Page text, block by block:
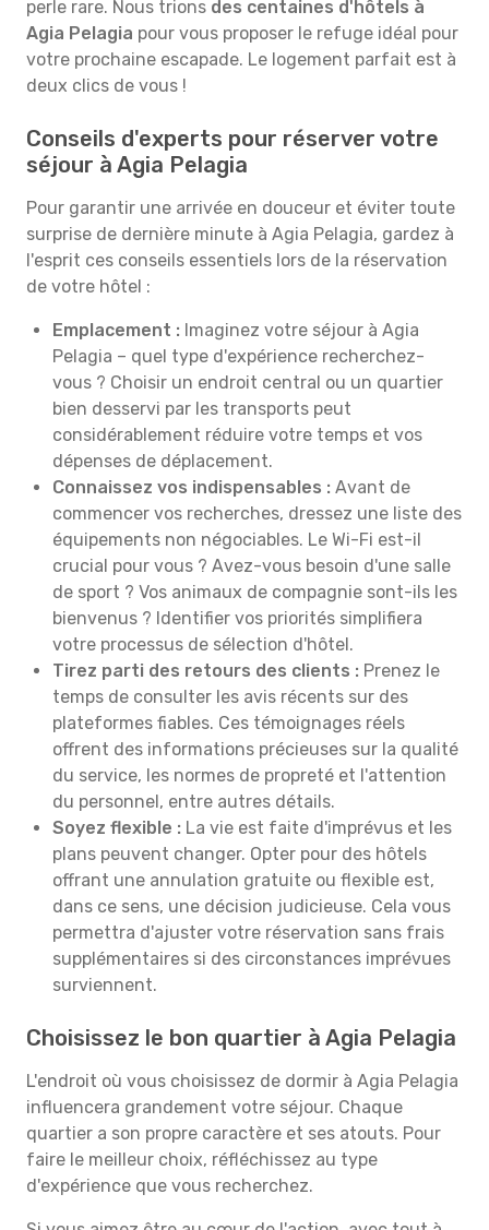
perle rare. Nous trions des centaines d'hôtels à
Agia Pelagia pour vous proposer le refuge idéal pour
votre prochaine escapade. Le logement parfait est à
deux clics de vous !
Conseils d'experts pour réserver votre
séjour à Agia Pelagia
Pour garantir une arrivée en douceur et éviter toute
surprise de dernière minute à Agia Pelagia, gardez à
l'esprit ces conseils essentiels lors de la réservation
de votre hôtel :
Emplacement : Imaginez votre séjour à Agia
Pelagia – quel type d'expérience recherchez-
vous ? Choisir un endroit central ou un quartier
bien desservi par les transports peut
considérablement réduire votre temps et vos
dépenses de déplacement.
Connaissez vos indispensables : Avant de
commencer vos recherches, dressez une liste des
équipements non négociables. Le Wi-Fi est-il
crucial pour vous ? Avez-vous besoin d'une salle
de sport ? Vos animaux de compagnie sont-ils les
bienvenus ? Identifier vos priorités simplifiera
votre processus de sélection d'hôtel.
Tirez parti des retours des clients : Prenez le
temps de consulter les avis récents sur des
plateformes fiables. Ces témoignages réels
offrent des informations précieuses sur la qualité
du service, les normes de propreté et l'attention
du personnel, entre autres détails.
Soyez flexible : La vie est faite d'imprévus et les
plans peuvent changer. Opter pour des hôtels
offrant une annulation gratuite ou flexible est,
dans ce sens, une décision judicieuse. Cela vous
permettra d'ajuster votre réservation sans frais
supplémentaires si des circonstances imprévues
surviennent.
Choisissez le bon quartier à Agia Pelagia
L'endroit où vous choisissez de dormir à Agia Pelagia
influencera grandement votre séjour. Chaque
quartier a son propre caractère et ses atouts. Pour
faire le meilleur choix, réfléchissez au type
d'expérience que vous recherchez.